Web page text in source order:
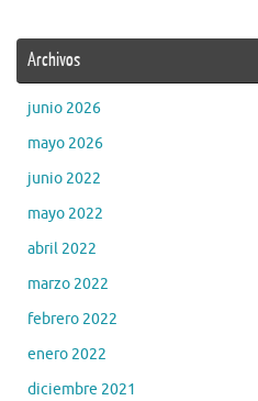
Archivos
junio 2026
mayo 2026
junio 2022
mayo 2022
abril 2022
marzo 2022
febrero 2022
enero 2022
diciembre 2021